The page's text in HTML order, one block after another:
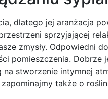
dlatego jej aranżacja
sprzyjającej
zmysły. Odpowiedni
pomieszczenia. Dobrze
stworzenie intymnej
także o